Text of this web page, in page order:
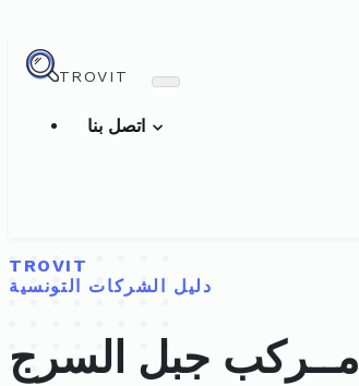
TROVIT
TROVIT
دليل الشركات التونسية
مــركب جبل السرج